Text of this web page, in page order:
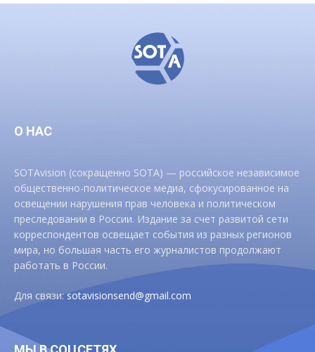
О НАС
SOTAvision (сокращенно SOTA) — российское независимое
общественно-политическое медиа, сфокусированное на
освещении нарушения прав человека и политическом
преследовании в России. Издание за счет развитой сети
корреспондентов освещает события из разных регионов
мира, но большая часть его журналистов продолжают
работать в России.
Для связи:sotavisionsend@gmail.com